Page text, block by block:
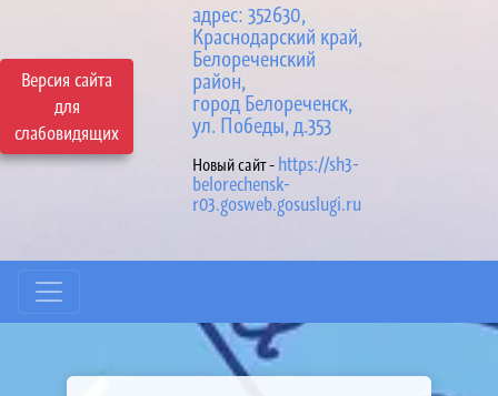
Версия сайта
для
слабовидящих
адрес: 352630,
Краснодарский край,
Белореченский
район,
город Белореченск,
ул. Победы, д.353
Новый сайт - https://sh3-
belorechensk-
r03.gosweb.gosuslugi.ru